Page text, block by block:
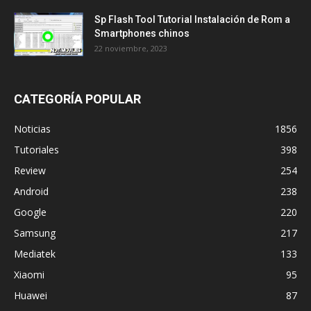
Sp Flash Tool Tutorial Instalación de Rom a
Smartphones chinos
22 noviembre, 2023
CATEGORÍA POPULAR
Noticias
1856
Tutoriales
398
Review
254
Android
238
Google
220
Samsung
217
Mediatek
133
Xiaomi
95
Huawei
87